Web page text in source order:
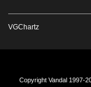
VGChartz
Copyright Vandal 1997-